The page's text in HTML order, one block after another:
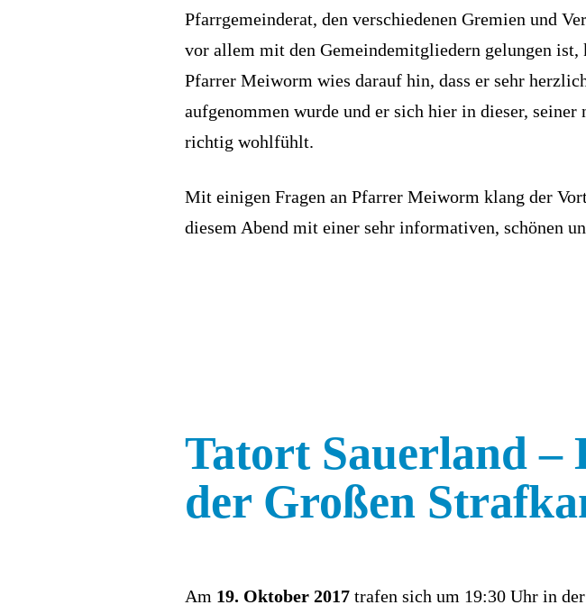
Pfarrgemeinderat, den verschiedenen Gremien und
vor allem mit den Gemeindemitgliedern gelungen ist,
Pfarrer Meiworm wies darauf hin, dass er sehr
aufgenommen wurde und er sich hier in dieser,
richtig wohlfühlt.
Mit einigen Fragen an Pfarrer Meiworm klang der
diesem Abend mit einer sehr informativen, schönen
Tatort Sauerland
der Großen
Am 19. Oktober 2017 trafen sich um 19:30 Uhr in